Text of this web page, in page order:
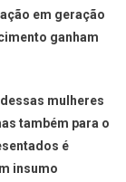
em geração
ganham
mulheres
também para o
é
insumo